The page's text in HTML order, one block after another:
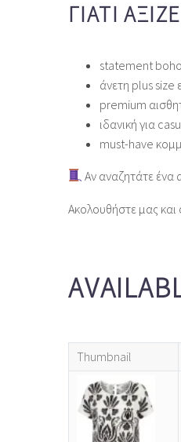
ΓΙΑΤΊ
statement
άνετη plus
premium
ιδανική για
must‑have
Αν αναζητάτε ένα
Ακολουθήστε μας και
Thumbnail